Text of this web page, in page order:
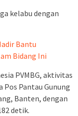
kelabu dengan
Bantu
Bidang Ini
PVMBG, aktivitas
Pantau Gunung
Banten, dengan
detik.